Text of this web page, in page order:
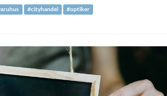
#cityhandel #optiker